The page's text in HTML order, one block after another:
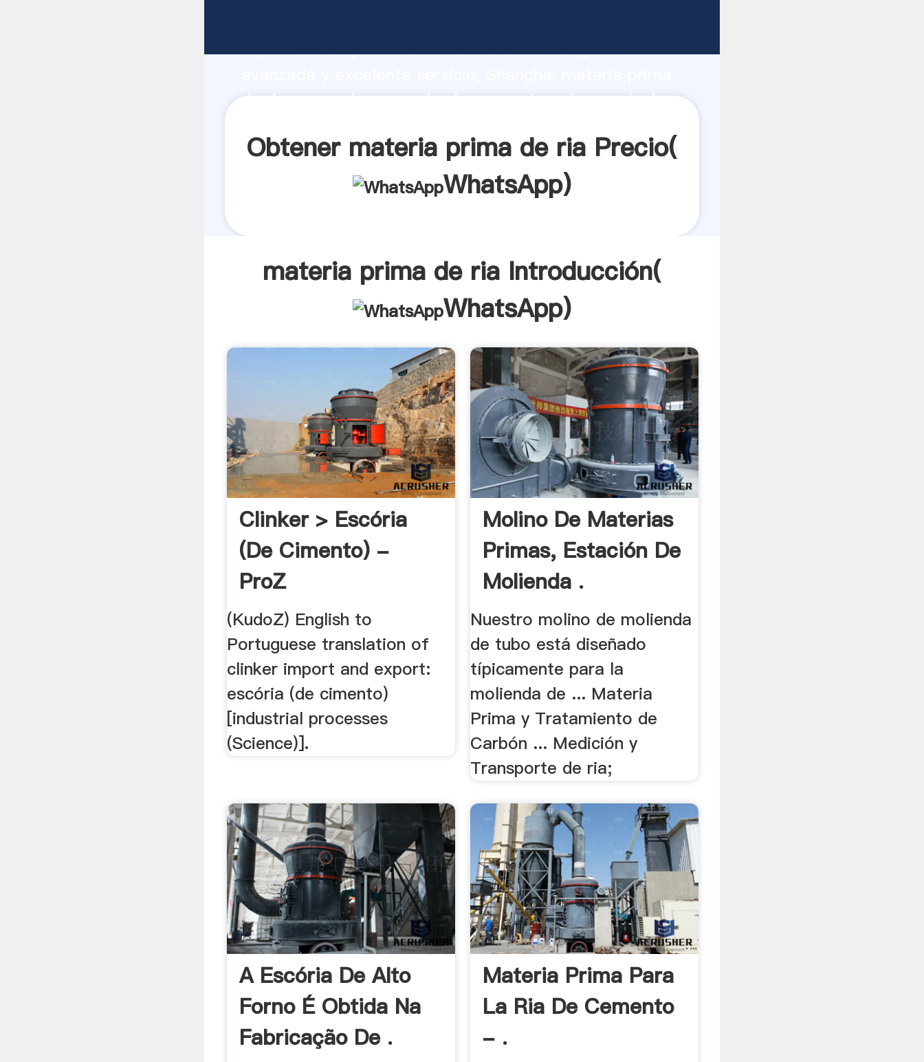
capacidad de producción, fuerza de investigación
de ria proveedor crea el valor y aporta valores a todos
Obtener materia prima de ria Precio(
WhatsApp)
materia prima de ria Introducción(
WhatsApp)
Clinker > Escória
(de Cimento) -
ProZ
(KudoZ) English to
Portuguese translation of
clinker import and export:
escória (de cimento)
[industrial processes
(Science)].
Molino De Materias
Primas, Estación De
Molienda .
Nuestro molino de molienda
de tubo está diseñado
típicamente para la
molienda de ... Materia
Prima y Tratamiento de
Carbón ... Medición y
Transporte de ria;
A Escória De Alto
Forno É Obtida Na
Fabricação De .
Materia Prima Para
La Ria De Cemento
- .